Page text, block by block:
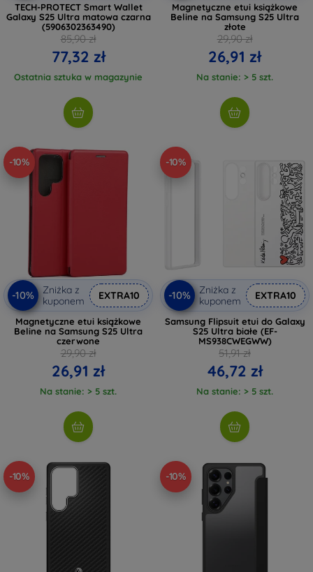
TECH-PROTECT Smart Wallet
Galaxy S25 Ultra matowa czarna
(5906302363490)
85,90 zł
77,32 zł
Ostatnia sztuka w magazynie
Magnetyczne etui książkowe
Beline na Samsung S25 Ultra
złote
29,90 zł
26,91 zł
Na stanie: > 5 szt.
-10%
-10%
Zniżka z
kuponem
EXTRA10
Magnetyczne etui książkowe
Beline na Samsung S25 Ultra
czerwone
29,90 zł
26,91 zł
Na stanie: > 5 szt.
-10%
-10%
Zniżka z
kuponem
EXTRA10
Samsung Flipsuit etui do Galaxy
S25 Ultra białe (EF-
MS938CWEGWW)
51,91 zł
46,72 zł
Na stanie: > 5 szt.
-10% -10%